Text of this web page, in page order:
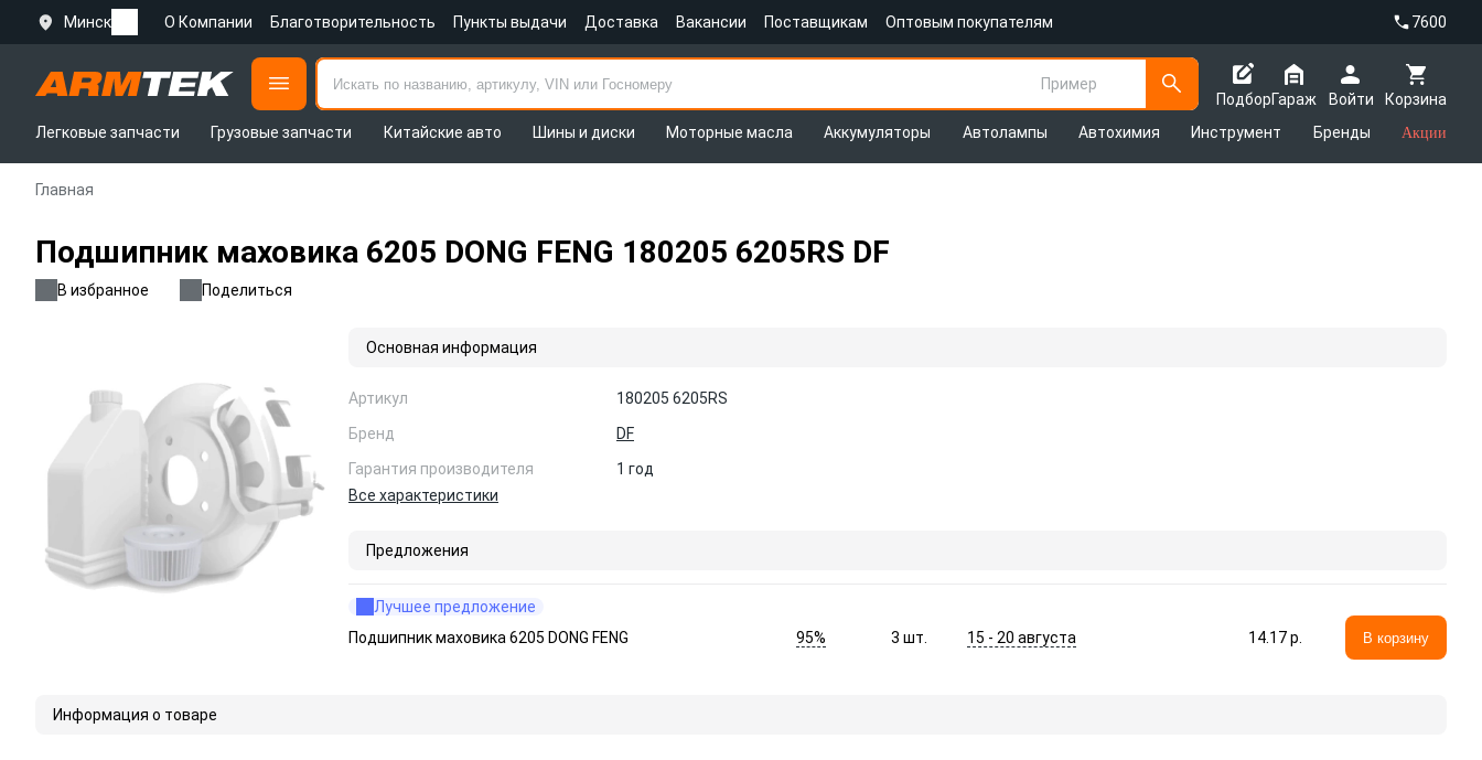
Минск О Компании Благотворительность Пункты выдачи Доставка Вакансии Поставщикам Оптовым покупателям 7600
Пример
Подбор
Корзина
Гараж
Войти
Легковые запчасти
Грузовые запчасти Китайские авто Шины и диски Моторные масла Аккумуляторы Автолампы Автохимия Инструмент Бренды Акции
Главная
Подшипник маховика 6205 DONG FENG 180205 6205RS DF
В избранное Поделиться
Основная информация
Артикул
180205 6205RS
Бренд
DF
Гарантия производителя
1 год
Все характеристики
Предложения
Лучшее предложение
Подшипник маховика 6205 DONG FENG
95% 3шт. 15 - 20 августа 14.17 p. В корзину
Информация о товаре